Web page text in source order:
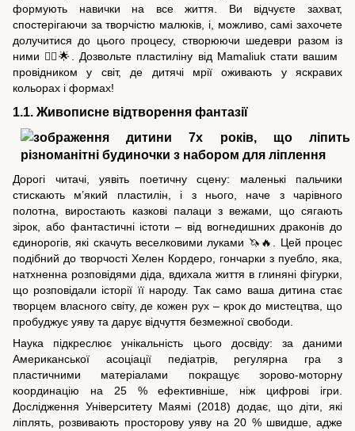
формують навички на все життя. Ви відчуєте захват,
спостерігаючи за творчістю малюків, і, можливо, самі захочете
долучитися до цього процесу, створюючи шедеври разом із
ними 🧚‍♀️🌟. Дозвольте пластиліну від Mamaliuk стати вашим
провідником у світ, де дитячі мрії оживають у яскравих
кольорах і формах!
1.1. Живописне відтворення фантазії
Дорогі читачі, уявіть поетичну сцену: маленькі пальчики
стискають м’який пластилін, і з нього, наче з чарівного
полотна, виростають казкові палаци з вежами, що сягають
зірок, або фантастичні істоти – від вогнедишних драконів до
єдинорогів, які скачуть веселковими луками 🦄🔥. Цей процес
подібний до творчості Хелен Кордеро, гончарки з пуебло, яка,
натхненна розповідями діда, вдихала життя в глиняні фігурки,
що розповідали історії її народу. Так само ваша дитина стає
творцем власного світу, де кожен рух – крок до мистецтва, що
пробуджує уяву та дарує відчуття безмежної свободи.
Наука підкреслює унікальність цього досвіду: за даними
Американської асоціації педіатрів, регулярна гра з
пластичними матеріалами покращує зорово-моторну
координацію на 25 % ефективніше, ніж цифрові ігри.
Дослідження Університету Маямі (2018) додає, що діти, які
ліплять, розвивають просторову уяву на 20 % швидше, адже